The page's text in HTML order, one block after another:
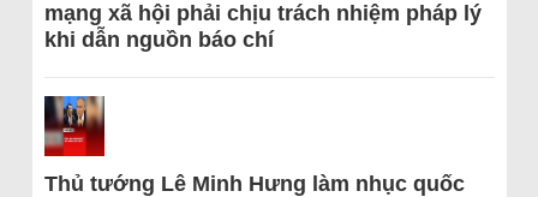
mạng xã hội phải chịu trách nhiệm pháp lý
khi dẫn nguồn báo chí
Thủ tướng Lê Minh Hưng làm nhục quốc